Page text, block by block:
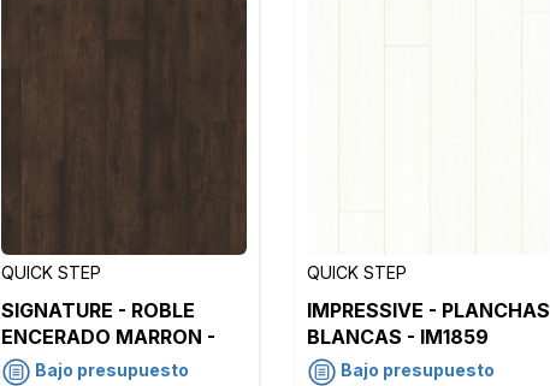
QUICK STEP
SIGNATURE - ROBLE
ENCERADO MARRON -
SIG4756
Bajo presupuesto
QUICK STEP
IMPRESSIVE - PLANCHAS
BLANCAS - IM1859
Bajo presupuesto